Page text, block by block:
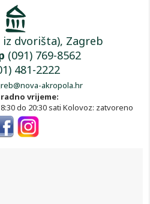
dvorišta), Zagreb
(091) 769-8562
481-2222
akropola.hr
vrijeme:
do 20:30 sati Kolovoz: zatvoreno